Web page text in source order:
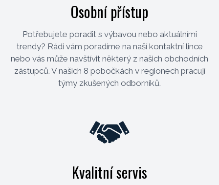
Osobní přístup
Potřebujete poradit s výbavou nebo aktuálními
trendy? Rádi vám poradíme na naší kontaktní lince
nebo vás může navštívit některý z našich obchodních
zástupců. V našich 8 pobočkách v regionech pracují
týmy zkušených odborníků.
Kvalitní servis